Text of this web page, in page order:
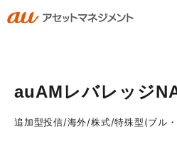
ファンド情報
auAMレバレッジ
追加型投信/海外/株式/特殊型(ブル